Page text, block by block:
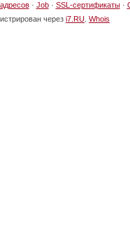
· Job· SSL-сертификаты·
через i7.RU Whois